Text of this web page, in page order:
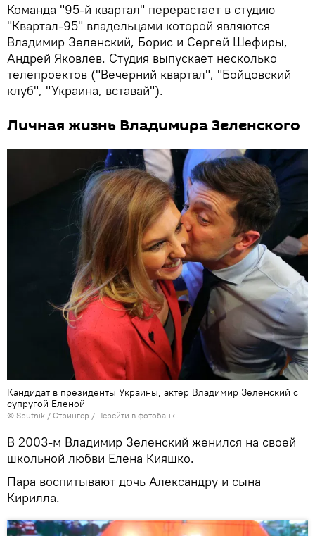
Команда "95-й квартал" перерастает в студию
"Квартал-95" владельцами которой являются
Владимир Зеленский, Борис и Сергей Шефиры,
Андрей Яковлев. Студия выпускает несколько
телепроектов ("Вечерний квартал", "Бойцовский
клуб", "Украина, вставай").
Личная жизнь Владимира Зеленского
Кандидат в президенты Украины, актер Владимир Зеленский с
супругой Еленой
© Sputnik / Стрингер / Перейти в фотобанк
В 2003-м Владимир Зеленский женился на своей
школьной любви Елена Кияшко.
Пара воспитывают дочь Александру и сына
Кирилла.